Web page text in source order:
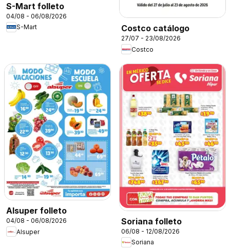
S-Mart folleto
04/08 - 06/08/2026
S-Mart
Costco catálogo
27/07 - 23/08/2026
Costco
Alsuper folleto
04/08 - 06/08/2026
Alsuper
Soriana folleto
06/08 - 12/08/2026
Soriana